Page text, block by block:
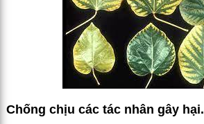
Chống chịu các tác nhân gây hại.